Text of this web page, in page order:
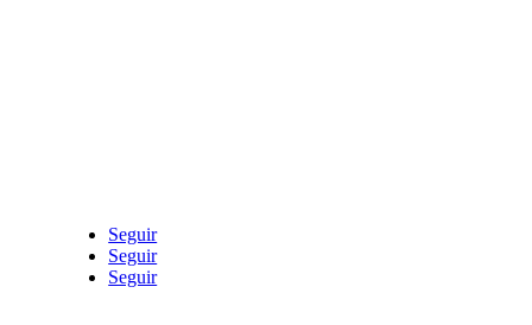
Seguir
Seguir
Seguir